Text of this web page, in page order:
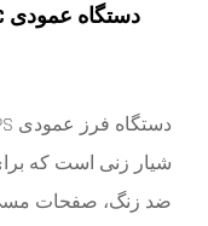
شیار زنی است که
ضد زنگ، صفحات